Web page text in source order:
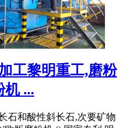
工黎明重工,磨粉
机 ...
石和酸性斜长石,次要矿物